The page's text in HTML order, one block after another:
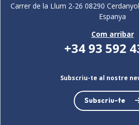
Carrer de la Llum 2-26 08290
Espanya
Com arribar
+34 93 592
Subscriu-te al nostre
Subscriu-te